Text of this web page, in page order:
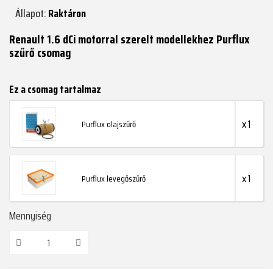
Állapot:Raktáron
Renault 1.6 dCi motorral szerelt modellekhez Purflux
szűrő csomag
Ez a csomag tartalmaz
Purflux olajszűrő x 1
Purflux levegőszűrő x 1
Mennyiség